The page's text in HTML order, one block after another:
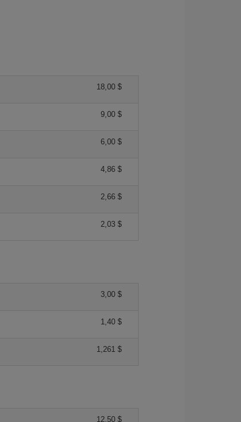
18,00 $
9,00 $
6,00 $
4,86 $
2,66 $
2,03 $
3,00 $
1,40 $
1,261 $
12,50 $